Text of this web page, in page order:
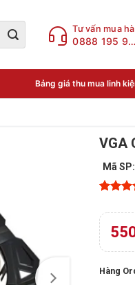
Tư vấn mua
0888 195 969
Bảng giá thu mua linh
VGA
Mã SP:
dựa
đánh giá
Hàng